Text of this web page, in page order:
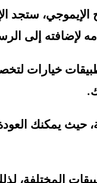
ستجد
لإضافته إلى
خيارات
حيث يمكنك
المختلفة،